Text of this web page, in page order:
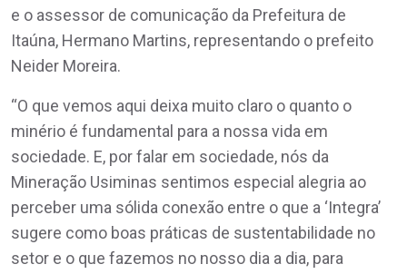
e o assessor de comunicação da Prefeitura de
Itaúna, Hermano Martins, representando o prefeito
Neider Moreira.
“O que vemos aqui deixa muito claro o quanto o
minério é fundamental para a nossa vida em
sociedade. E, por falar em sociedade, nós da
Mineração Usiminas sentimos especial alegria ao
perceber uma sólida conexão entre o que a ‘Integra’
sugere como boas práticas de sustentabilidade no
setor e o que fazemos no nosso dia a dia, para